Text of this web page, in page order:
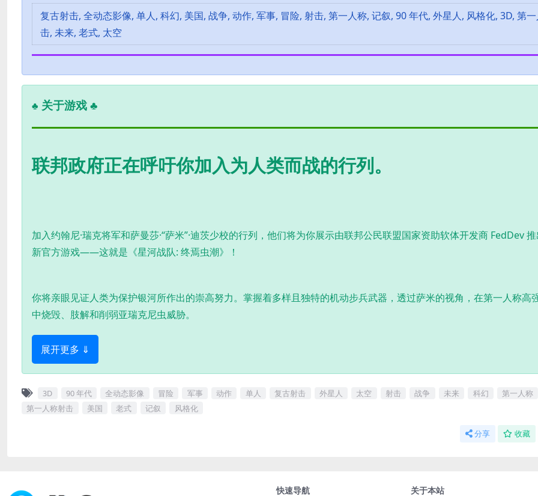
复古射击, 全动态影像, 单人, 科幻, 美国, 战争, 动作, 军事, 冒险, 射击, 第一人称, 记叙, 90 年代, 外星人, 风格化, 3D, 第
击, 未来, 老式, 太空
♣ 关于游戏 ♣
联邦政府正在呼吁你加入为人类而战的行列。
加入约翰尼·瑞克将军和萨曼莎·“萨米”·迪茨少校的行列，他们将为你展示由联邦公民联盟国家资助软体开发商 FedDev
新官方游戏——这就是《星河战队: 终焉虫潮》！
你将亲眼见证人类为保护银河所作出的崇高努力。掌握着多样且独特的机动步兵武器，透过萨米的视角，在第一人称高
中烧毁、肢解和削弱亚瑞克尼虫威胁。
展开更多 ⇓
3D 90 年代 全动态影像 冒险 军事 动作 单人 复古射击 外星人 太空 射击 战争 未来 科幻
第一人称
第一人称射击
美国 老式 记叙 风格化
分享 收藏
快速导航 关于本站